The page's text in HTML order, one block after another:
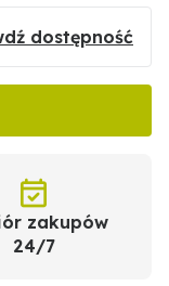
dostępność
zakupów
24/7